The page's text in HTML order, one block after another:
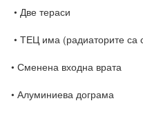
• Сменена входна врата
• Алуминиева дограма